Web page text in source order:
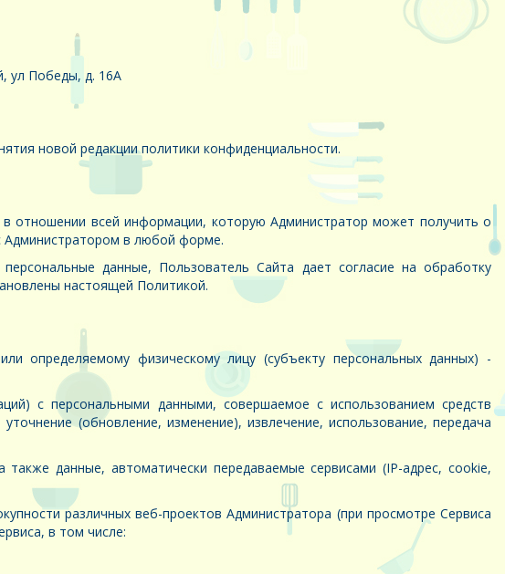
ул Победы, д. 16А
новой редакции политики конфиденциальности.
отношении всей информации, которую Администратор может получить о
Администратором в любой форме.
данные, Пользователь Сайта дает согласие на обработку
настоящей Политикой.
определяемому физическому лицу (субъекту персональных данных) -
с персональными данными, совершаемое с использованием средств
(обновление, изменение), извлечение, использование, передача
данные, автоматически передаваемые сервисами (IP-адрес, cookie,
различных веб-проектов Администратора (при просмотре Сервиса
в том числе: